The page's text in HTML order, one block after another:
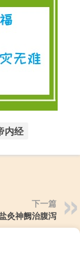
内经
下一篇
灸神阙治腹泻